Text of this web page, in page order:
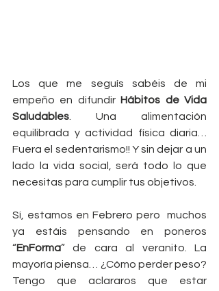
Los que me seguís sabéis de mi
empeño en difundir Hábitos de Vida
Saludables. Una alimentación
equilibrada y actividad física diaria…
Fuera el sedentarismo!! Y sin dejar a un
lado la vida social, será todo lo que
necesitas para cumplir tus objetivos.
Sí, estamos en Febrero pero  muchos
ya estáis pensando en poneros
“EnForma” de cara al veranito. La
mayoría piensa… ¿Cómo perder peso?
Tengo que aclararos que estar